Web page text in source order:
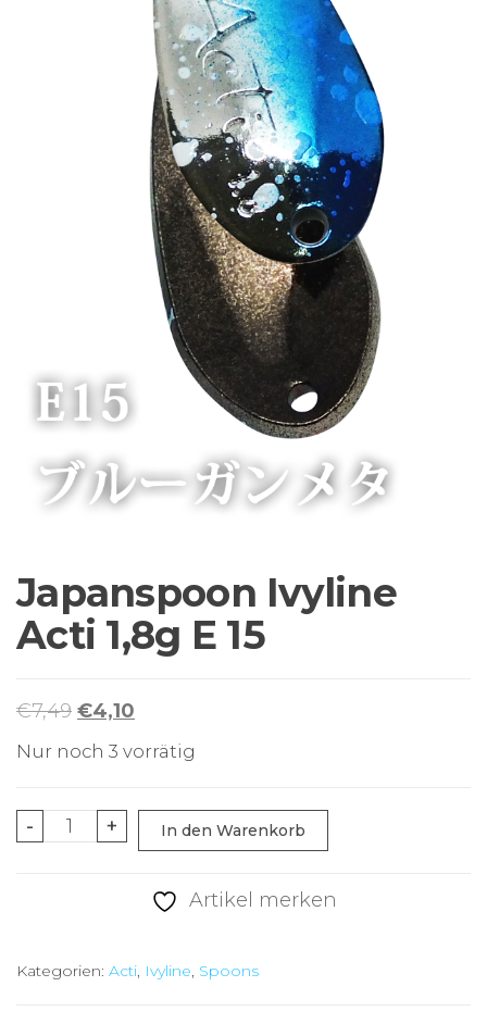
Sortiment Ruten,
Rollen und
Schnüre sowie
Zubehör für das
Brandungsangeln.
Japanspoon Ivyline
Acti 1,8g E 15
€7,49 Ursprünglicher
Preis
€4,10
Preis
Nur noch 3 vorrätig
-
Japanspoon
15
+ In den Warenkorb
Artikel merken
Kategorien: Acti, Ivyline, Spoons